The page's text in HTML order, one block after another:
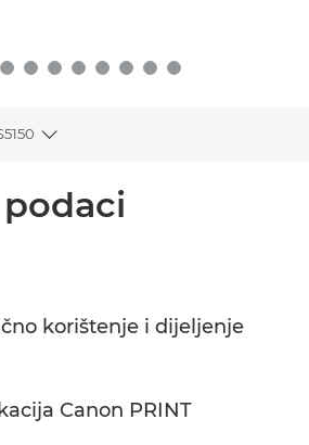
Toggle breadcrumbs
korištenje i dijeljenje
Canon PRINT